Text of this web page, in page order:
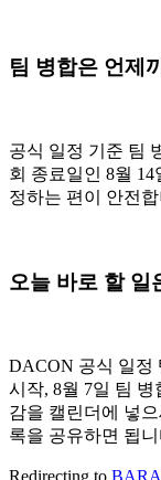
팀 병합은 언제
공식 일정 기준 팀
회 종료일인 8월
정하는 편이 안전
오늘 바로 할 일
DACON 공식 일정
시작, 8월 7일 팀 병
감을 캘린더에 넣
록을 공유하면 됩니
Redirecting to